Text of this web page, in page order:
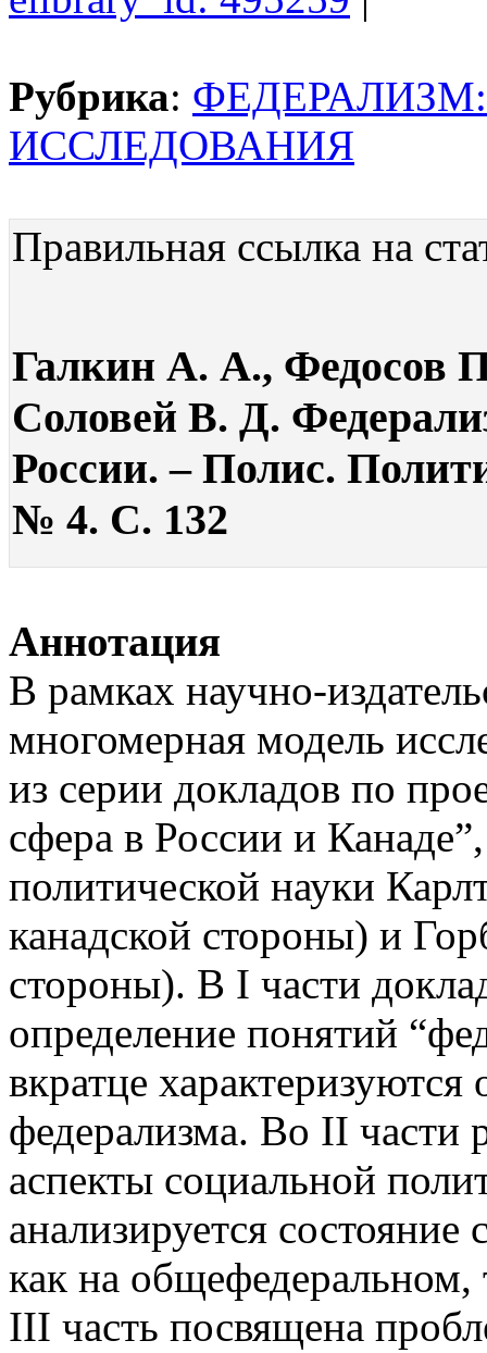
Рубрика:
ИССЛЕДОВАНИЯ
Правильная ссылка на
Галкин А. А., Федосов
Соловей В. Д.
России. – Полис.
№ 4. С. 132
Аннотация
В рамках научно-
многомерная модель
из серии докладов по
сфера в России и
политической науки
канадской стороны) и
стороны). В I части
определение понятий
вкратце
федерализма. Во II части
аспекты социальной
анализируется состояние
как на общефедеральном,
III часть посвящена